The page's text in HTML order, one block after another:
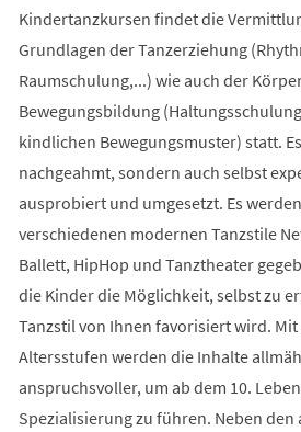
Kindertanzkursen findet die
Grundlagen der Tanzerziehung
Raumschulung,...) wie auch der
Bewegungsbildung
kindlichen Bewegungsmuster) statt.
nachgeahmt, sondern auch selbst
ausprobiert und umgesetzt. Es
verschiedenen modernen Tanzstile
Ballett, HipHop und Tanztheater
die Kinder die Möglichkeit, selbst zu
Tanzstil von Ihnen favorisiert wird.
Altersstufen werden die Inhalte
anspruchsvoller, um ab dem 10.
Spezialisierung zu führen. Neben den